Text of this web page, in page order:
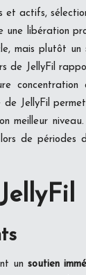
et actifs,
une libération
mais plutôt un
de JellyFil
JellyFil
niveau.
de périodes
un soutien